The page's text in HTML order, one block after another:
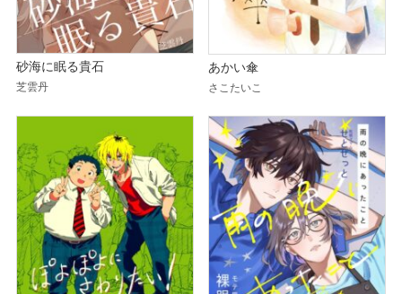
砂海に眠る貴石
芝雲丹
あかい傘
さこたいこ